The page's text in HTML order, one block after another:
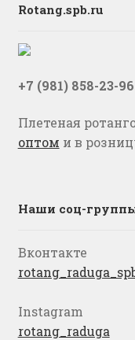
Rotang.spb.ru
+7 (981) 858-23-96
Плетеная
оптом и в
Наши соц-
Вконтакте
Instagram
rotang_raduga